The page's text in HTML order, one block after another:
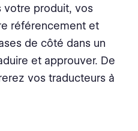
votre produit, vos
référencement et
de côté dans un
et approuver. De
vos traducteurs à